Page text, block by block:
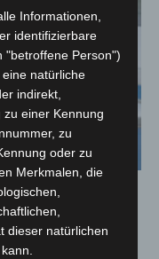
bei
Informationen,
identifizierbare
"betroffene Person")
natürliche
indirekt,
einer Kennung
zu
oder zu
Merkmalen, die
dieser natürlichen